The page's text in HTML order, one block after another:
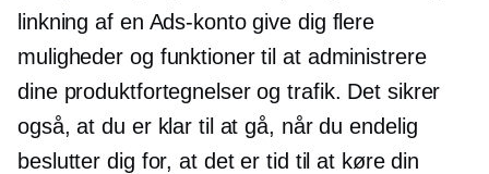
linkning af en Ads-konto give dig flere
muligheder og funktioner til at administrere
dine produktfortegnelser og trafik. Det sikrer
også, at du er klar til at gå, når du endelig
beslutter dig for, at det er tid til at køre din